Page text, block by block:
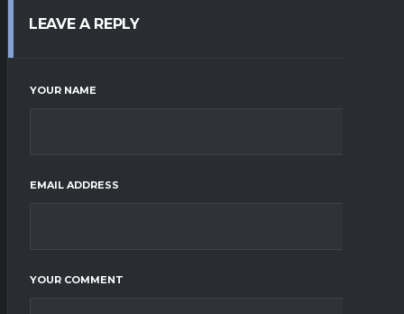
LEAVE A REPLY
YOUR NAME
EMAIL ADDRESS
YOUR COMMENT